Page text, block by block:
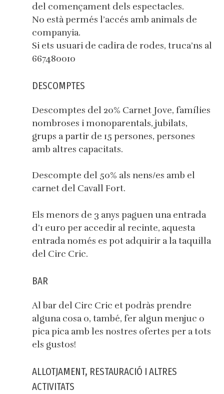
del començament dels espectacles.
No està permés l’accés amb animals de
companyia.
Si ets usuari de cadira de rodes, truca’ns al
667480010
DESCOMPTES
Descomptes del 20% Carnet Jove, famílies
nombroses i monoparentals, jubilats,
grups a partir de 15 persones, persones
amb altres capacitats.
Descompte del 50% als nens/es amb el
carnet del Cavall Fort.
Els menors de 3 anys paguen una entrada
d’1 euro per accedir al recinte, aquesta
entrada només es pot adquirir a la taquilla
del Circ Cric.
BAR
Al bar del Circ Cric et podràs prendre
alguna cosa o, també, fer algun menjuc o
pica pica amb les nostres ofertes per a tots
els gustos!
ALLOTJAMENT, RESTAURACIÓ I ALTRES
ACTIVITATS